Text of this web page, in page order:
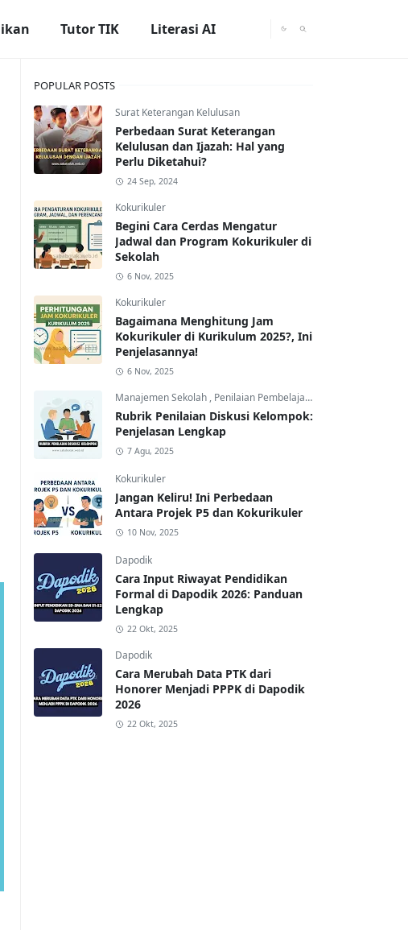
Tutor TIK Literasi AI
POPULAR POSTS
Surat Keterangan Kelulusan
Perbedaan Surat Keterangan
Kelulusan dan Ijazah: Hal yang
Perlu Diketahui?
24 Sep, 2024
Kokurikuler
Begini Cara Cerdas Mengatur
Jadwal dan Program Kokurikuler di
Sekolah
6 Nov, 2025
Kokurikuler
Bagaimana Menghitung Jam
Kokurikuler di Kurikulum 2025?, Ini
Penjelasannya!
6 Nov, 2025
Manajemen Sekolah , Penilaian Pembelajaran
Rubrik Penilaian Diskusi Kelompok:
Penjelasan Lengkap
7 Agu, 2025
Kokurikuler
Jangan Keliru! Ini Perbedaan
Antara Projek P5 dan Kokurikuler
10 Nov, 2025
Dapodik
Cara Input Riwayat Pendidikan
Formal di Dapodik 2026: Panduan
Lengkap
22 Okt, 2025
Dapodik
Cara Merubah Data PTK dari
Honorer Menjadi PPPK di Dapodik
2026
22 Okt, 2025